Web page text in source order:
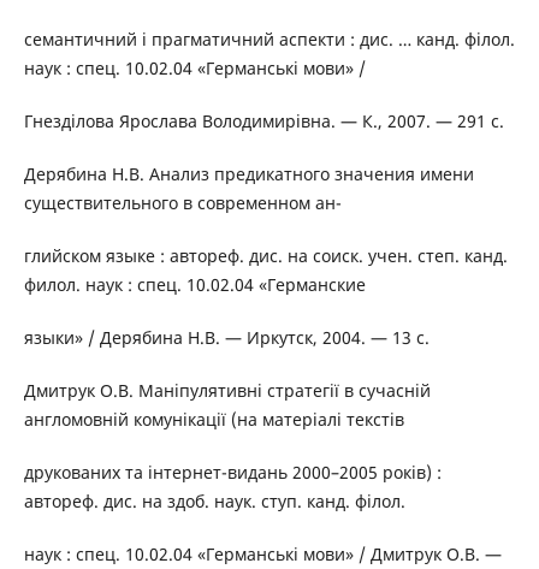
семантичний і прагматичний аспекти : дис. … канд. філол.
наук : спец. 10.02.04 «Германські мови» /
Гнезділова Ярослава Володимирівна. — К., 2007. — 291 с.
Дерябина Н.В. Анализ предикатного значения имени
существительного в современном ан-
глийском языке : автореф. дис. на соиск. учен. степ. канд.
филол. наук : спец. 10.02.04 «Германские
языки» / Дерябина Н.В. — Иркутск, 2004. — 13 с.
Дмитрук О.В. Маніпулятивні стратегії в сучасній
англомовній комунікації (на матеріалі текстів
друкованих та інтернет-видань 2000–2005 років) :
автореф. дис. на здоб. наук. ступ. канд. філол.
наук : спец. 10.02.04 «Германські мови» / Дмитрук О.В. —